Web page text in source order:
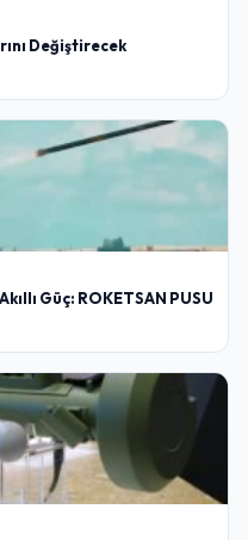
Değiştirecek
Güç: ROKETSAN PUSU